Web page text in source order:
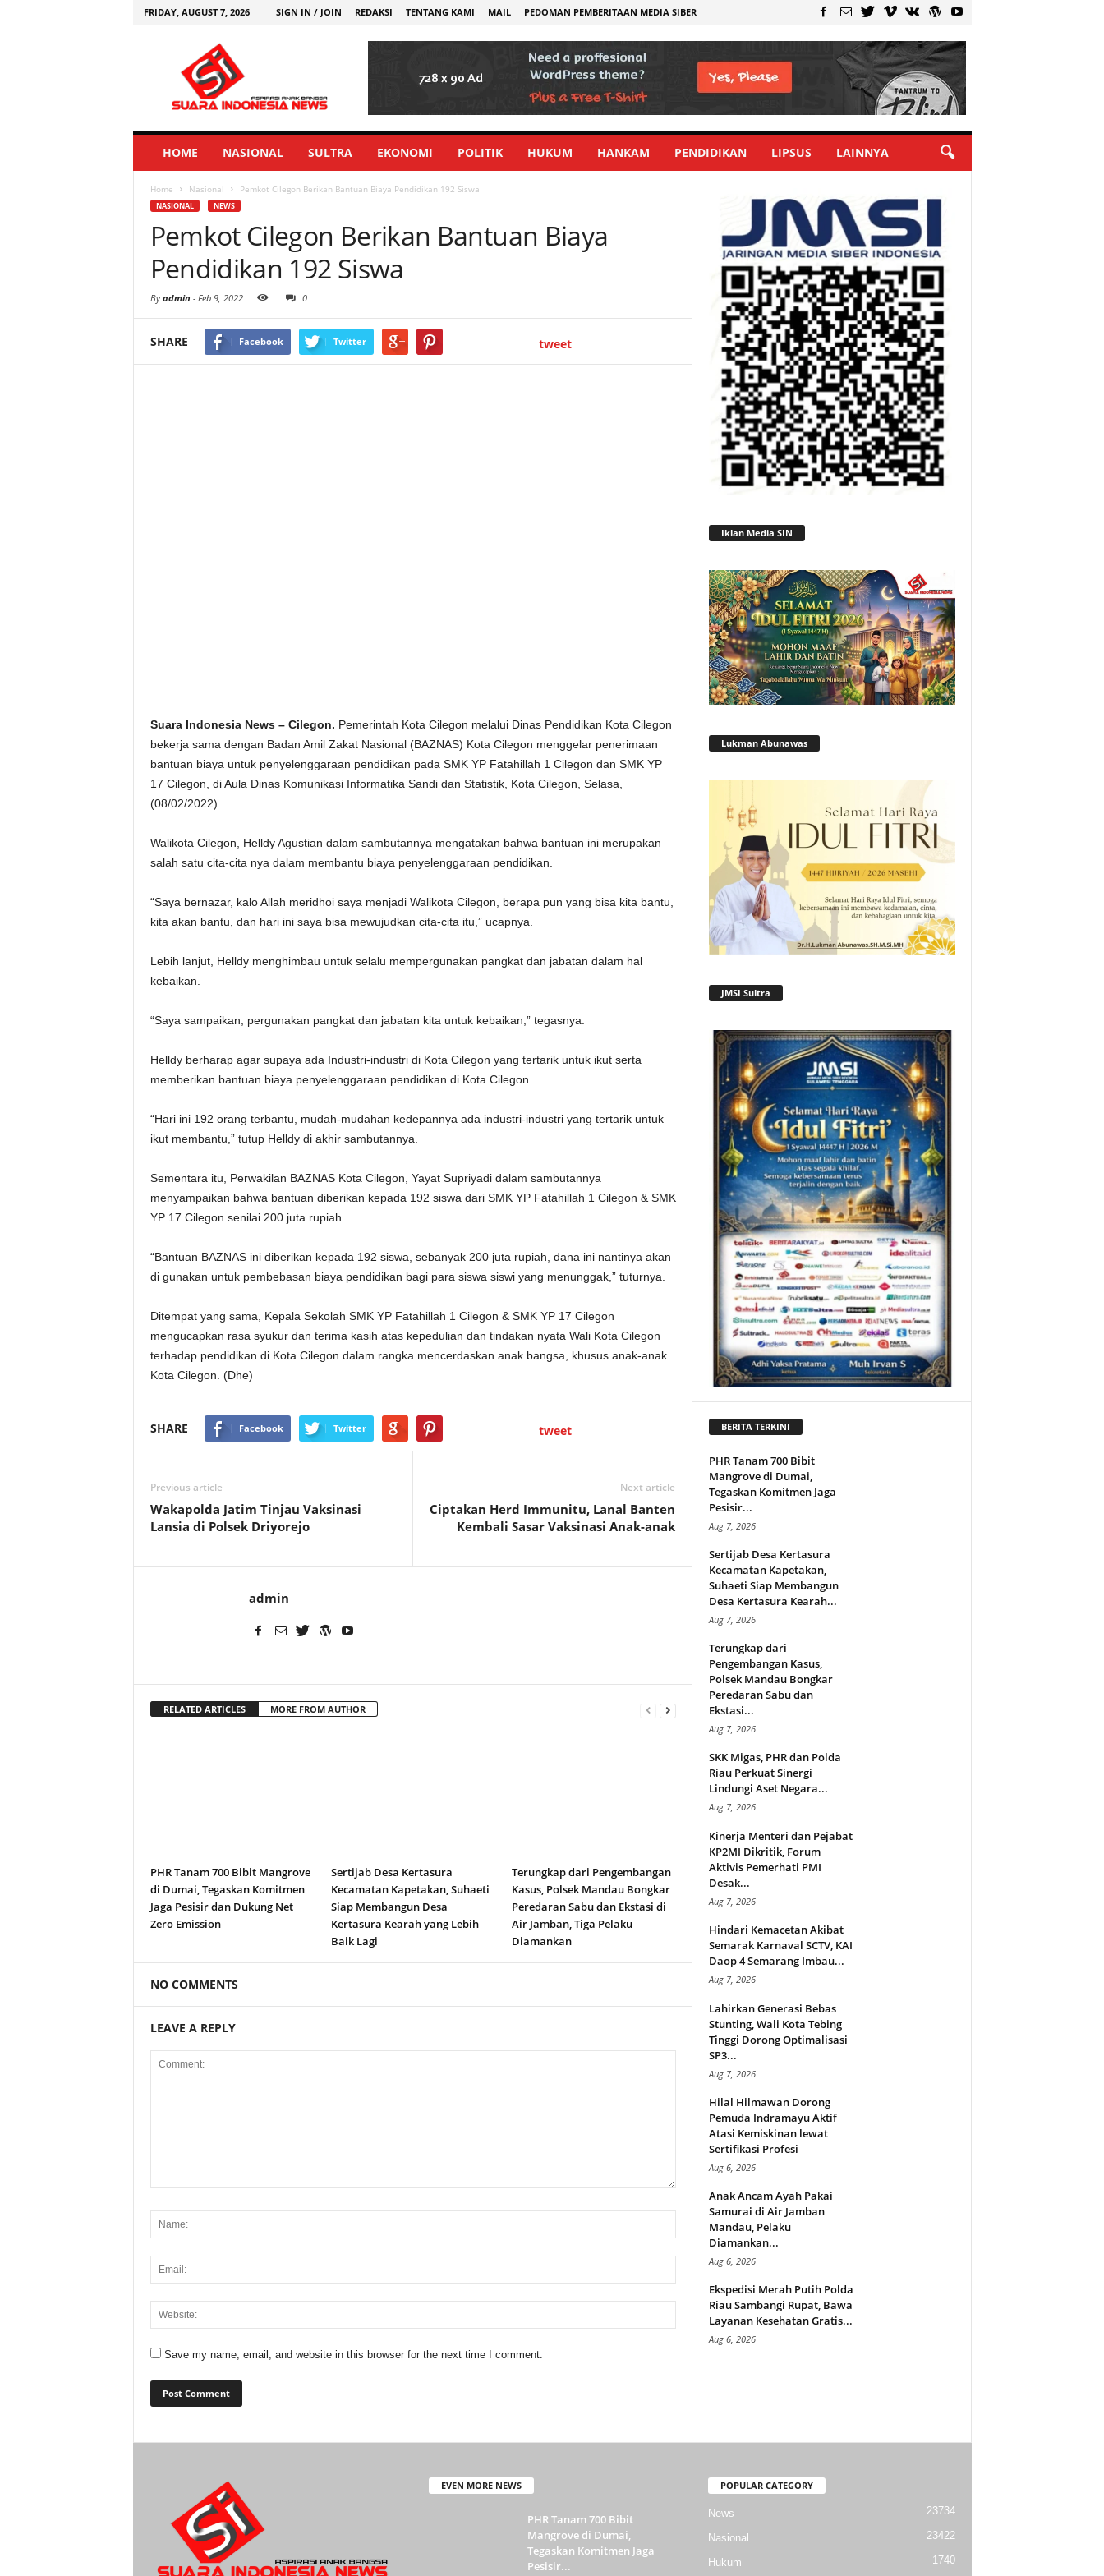
FRIDAY, AUGUST 7, 2026 SIGN IN / JOIN REDAKSI TENTANG KAMI MAIL PEDOMAN PEMBERITAAN MEDIA SIBER
HOME NASIONAL SULTRA EKONOMI POLITIK HUKUM HANKAM PENDIDIKAN LIPSUS LAINNYA
Home Nasional Pemkot Cilegon Berikan Bantuan Biaya Pendidikan 192 Siswa
NASIONAL NEWS
Pemkot Cilegon Berikan Bantuan Biaya
Pendidikan 192 Siswa
Byadmin - Feb 9, 2022 0
SHARE Facebook Twitter tweet
Suara Indonesia News – Cilegon. Pemerintah Kota Cilegon melalui Dinas Pendidikan Kota Cilegon
bekerja sama dengan Badan Amil Zakat Nasional (BAZNAS) Kota Cilegon menggelar penerimaan
bantuan biaya untuk penyelenggaraan pendidikan pada SMK YP Fatahillah 1 Cilegon dan SMK YP
17 Cilegon, di Aula Dinas Komunikasi Informatika Sandi dan Statistik, Kota Cilegon, Selasa,
(08/02/2022).
Walikota Cilegon, Helldy Agustian dalam sambutannya mengatakan bahwa bantuan ini merupakan
salah satu cita-cita nya dalam membantu biaya penyelenggaraan pendidikan.
“Saya bernazar, kalo Allah meridhoi saya menjadi Walikota Cilegon, berapa pun yang bisa kita bantu,
kita akan bantu, dan hari ini saya bisa mewujudkan cita-cita itu,” ucapnya.
Lebih lanjut, Helldy menghimbau untuk selalu mempergunakan pangkat dan jabatan dalam hal
kebaikan.
“Saya sampaikan, pergunakan pangkat dan jabatan kita untuk kebaikan,” tegasnya.
Helldy berharap agar supaya ada Industri-industri di Kota Cilegon yang tertarik untuk ikut serta
memberikan bantuan biaya penyelenggaraan pendidikan di Kota Cilegon.
“Hari ini 192 orang terbantu, mudah-mudahan kedepannya ada industri-industri yang tertarik untuk
ikut membantu,” tutup Helldy di akhir sambutannya.
Sementara itu, Perwakilan BAZNAS Kota Cilegon, Yayat Supriyadi dalam sambutannya
menyampaikan bahwa bantuan diberikan kepada 192 siswa dari SMK YP Fatahillah 1 Cilegon & SMK
YP 17 Cilegon senilai 200 juta rupiah.
“Bantuan BAZNAS ini diberikan kepada 192 siswa, sebanyak 200 juta rupiah, dana ini nantinya akan
di gunakan untuk pembebasan biaya pendidikan bagi para siswa siswi yang menunggak,” tuturnya.
Ditempat yang sama, Kepala Sekolah SMK YP Fatahillah 1 Cilegon & SMK YP 17 Cilegon
mengucapkan rasa syukur dan terima kasih atas kepedulian dan tindakan nyata Wali Kota Cilegon
terhadap pendidikan di Kota Cilegon dalam rangka mencerdaskan anak bangsa, khusus anak-anak
Kota Cilegon. (Dhe)
SHARE Facebook Twitter tweet
Previous article
Wakapolda Jatim Tinjau Vaksinasi
Lansia di Polsek Driyorejo
Next article
Ciptakan Herd Immunitu, Lanal Banten
Kembali Sasar Vaksinasi Anak-anak
admin
RELATED ARTICLES MORE FROM AUTHOR
PHR Tanam 700 Bibit Mangrove
di Dumai, Tegaskan Komitmen
Jaga Pesisir dan Dukung Net
Zero Emission
Sertijab Desa Kertasura
Kecamatan Kapetakan, Suhaeti
Siap Membangun Desa
Kertasura Kearah yang Lebih
Baik Lagi
Terungkap dari Pengembangan
Kasus, Polsek Mandau Bongkar
Peredaran Sabu dan Ekstasi di
Air Jamban, Tiga Pelaku
Diamankan
NO COMMENTS
LEAVE A REPLY
Save my name, email, and website in this browser for the next time I comment.
Iklan Media SIN
Lukman Abunawas
JMSI Sultra
BERITA TERKINI
PHR Tanam 700 Bibit
Mangrove di Dumai,
Tegaskan Komitmen Jaga
Pesisir...
Aug 7, 2026
Sertijab Desa Kertasura
Kecamatan Kapetakan,
Suhaeti Siap Membangun
Desa Kertasura Kearah...
Aug 7, 2026
Terungkap dari
Pengembangan Kasus,
Polsek Mandau Bongkar
Peredaran Sabu dan
Ekstasi...
Aug 7, 2026
SKK Migas, PHR dan Polda
Riau Perkuat Sinergi
Lindungi Aset Negara...
Aug 7, 2026
Kinerja Menteri dan Pejabat
KP2MI Dikritik, Forum
Aktivis Pemerhati PMI
Desak...
Aug 7, 2026
Hindari Kemacetan Akibat
Semarak Karnaval SCTV, KAI
Daop 4 Semarang Imbau...
Aug 7, 2026
Lahirkan Generasi Bebas
Stunting, Wali Kota Tebing
Tinggi Dorong Optimalisasi
SP3...
Aug 7, 2026
Hilal Hilmawan Dorong
Pemuda Indramayu Aktif
Atasi Kemiskinan lewat
Sertifikasi Profesi
Aug 6, 2026
Anak Ancam Ayah Pakai
Samurai di Air Jamban
Mandau, Pelaku
Diamankan...
Aug 6, 2026
Ekspedisi Merah Putih Polda
Riau Sambangi Rupat, Bawa
Layanan Kesehatan Gratis...
Aug 6, 2026
EVEN MORE NEWS
PHR Tanam 700 Bibit
Mangrove di Dumai,
Tegaskan Komitmen Jaga
Pesisir...
POPULAR CATEGORY
News 23734
Nasional 23422
Hukum 1740